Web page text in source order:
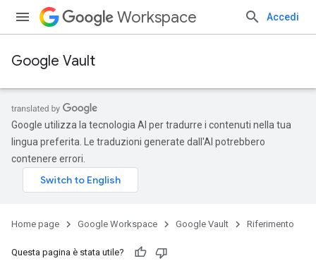
Workspace Accedi
Google Vault
Google utilizza la tecnologia AI per tradurre i contenuti nella tua
lingua preferita. Le traduzioni generate dall'AI potrebbero
contenere errori.
Home page Google Workspace Google Vault Riferimento
Questa pagina è stata utile?